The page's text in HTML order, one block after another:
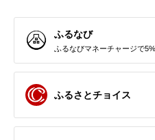
ふるなび
ふるなびマネーチャージで
ふるさとチョイス